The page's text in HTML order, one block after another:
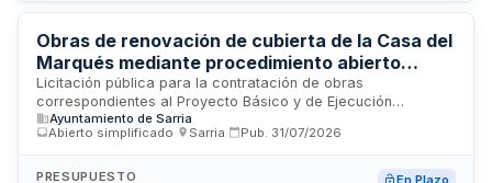
obligatorios para el contratista adjudicatario.
Obras de renovación de cubierta de la Casa del
Marqués mediante procedimiento abierto
simplificado - Concello de Sarria
Licitación pública para la contratación de obras
correspondientes al Proyecto Básico y de Ejecución
destinadas a la renovación integral de la cubierta de la Casa
del Marqués. El Concello de Sarria, como órgano
rehabilitación de la estructura de cubierta del inmueble de
Ayuntamiento de Sarria
Abierto simplificado
Sarria Pub. 31/07/2026
PRESUPUESTO
En Plazo